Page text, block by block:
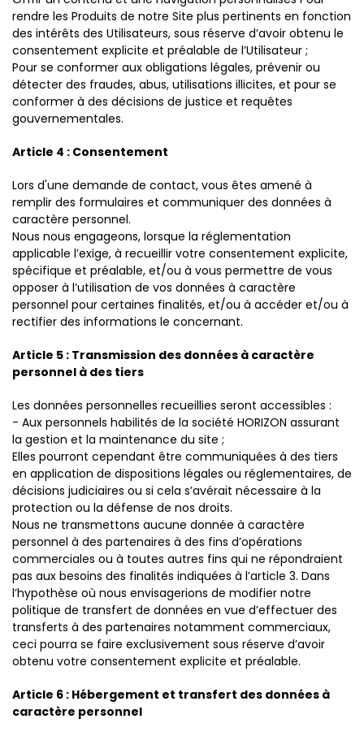
rendre les Produits de notre Site plus pertinents en fonction
des intérêts des Utilisateurs, sous réserve d’avoir obtenu le
consentement explicite et préalable de l’Utilisateur ;
Pour se conformer aux obligations légales, prévenir ou
détecter des fraudes, abus, utilisations illicites, et pour se
conformer à des décisions de justice et requêtes
gouvernementales.
Article 4 : Consentement
Lors d'une demande de contact, vous êtes amené à
remplir des formulaires et communiquer des données à
caractère personnel.
Nous nous engageons, lorsque la réglementation
applicable l’exige, à recueillir votre consentement explicite,
spécifique et préalable, et/ou à vous permettre de vous
opposer à l’utilisation de vos données à caractère
personnel pour certaines finalités, et/ou à accéder et/ou à
rectifier des informations le concernant.
Article 5 : Transmission des données à caractère
personnel à des tiers
Les données personnelles recueillies seront accessibles :
- Aux personnels habilités de la société HORIZON assurant
la gestion et la maintenance du site ;
Elles pourront cependant être communiquées à des tiers
en application de dispositions légales ou réglementaires, de
décisions judiciaires ou si cela s’avérait nécessaire à la
protection ou la défense de nos droits.
Nous ne transmettons aucune donnée à caractère
personnel à des partenaires à des fins d’opérations
commerciales ou à toutes autres fins qui ne répondraient
pas aux besoins des finalités indiquées à l’article 3. Dans
l’hypothèse où nous envisagerions de modifier notre
politique de transfert de données en vue d’effectuer des
transferts à des partenaires notamment commerciaux,
ceci pourra se faire exclusivement sous réserve d’avoir
obtenu votre consentement explicite et préalable.
Article 6 : Hébergement et transfert des données à
caractère personnel